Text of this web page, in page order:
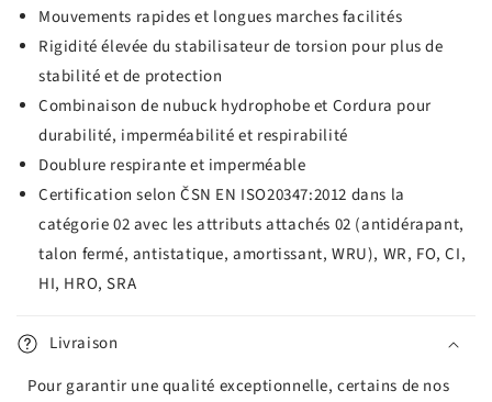
Mouvements rapides et longues marches facilités
Rigidité élevée du stabilisateur de torsion pour plus de
stabilité et de protection
Combinaison de nubuck hydrophobe et Cordura pour
durabilité, imperméabilité et respirabilité
Doublure respirante et imperméable
Certification selon ČSN EN ISO20347:2012 dans la
catégorie 02 avec les attributs attachés 02 (antidérapant,
talon fermé, antistatique, amortissant, WRU), WR, FO, CI,
HI, HRO, SRA
Livraison
Pour garantir une qualité exceptionnelle, certains de nos